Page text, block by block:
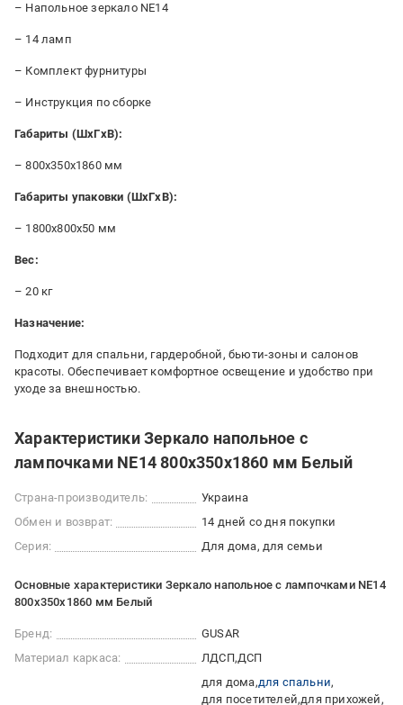
– Напольное зеркало NE14
– 14 ламп
– Комплект фурнитуры
– Инструкция по сборке
Габариты (ШxГxВ):
– 800x350x1860 мм
Габариты упаковки (ШxГxВ):
– 1800x800x50 мм
Вес:
– 20 кг
Назначение:
Подходит для спальни, гардеробной, бьюти-зоны и салонов
красоты. Обеспечивает комфортное освещение и удобство при
уходе за внешностью.
Характеристики Зеркало напольное с
лампочками NE14 800x350x1860 мм Белый
Страна-производитель:
Украина
Обмен и возврат:
14 дней со дня покупки
Серия:
Для дома, для семьи
Основные характеристики Зеркало напольное с лампочками NE14
800x350x1860 мм Белый
Бренд:
GUSAR
Материал каркаса:
ЛДСП ДСП
для дома для спальни
для посетителей для прихожей